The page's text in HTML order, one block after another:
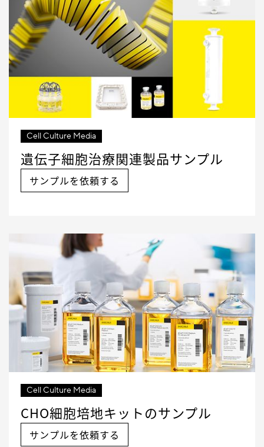
Cell Culture Media
遺伝子細胞治療関連製品サンプル
サンプルを依頼する
Cell Culture Media
CHO細胞培地キットのサンプル
サンプルを依頼する